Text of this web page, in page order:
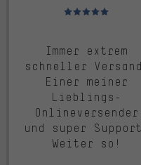
Bewertungen: 5 von 5
Immer extrem
schneller
Einer meiner
Lieblings-
Onlineversender
und super
Weiter so!